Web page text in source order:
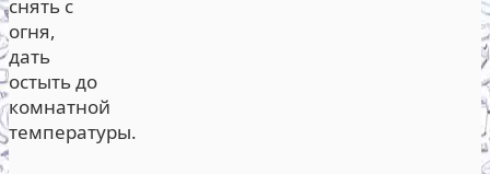
снять с
огня,
дать
остыть до
комнатной
температуры.